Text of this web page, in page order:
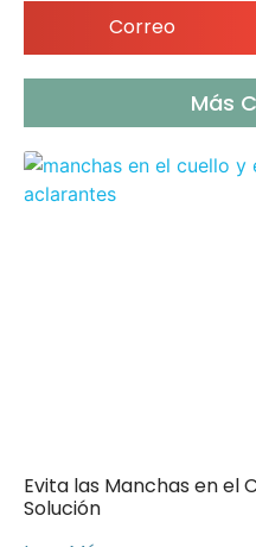
Correo
Más
Evita las Manchas en el
Solución